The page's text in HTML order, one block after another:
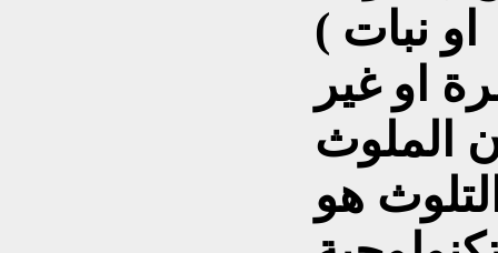
او نبات )
او غير
الملوث
هو